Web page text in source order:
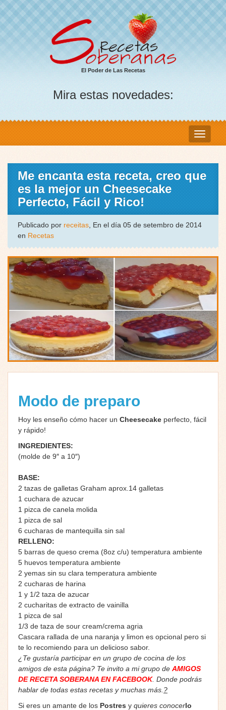
El Poder de Las Recetas
Mira estas novedades:
Me encanta esta receta, creo que
es la mejor un Cheesecake
Perfecto, Fácil y Rico!
Publicado por receitas, En el día 05 de setembro de 2014
en Recetas
Modo de preparo
Hoy les enseño cómo hacer un Cheesecake perfecto, fácil
y rápido!
INGREDIENTES:
(molde de 9″ a 10″)
BASE:
2 tazas de galletas Graham aprox.14 galletas
1 cuchara de azucar
1 pizca de canela molida
1 pizca de sal
6 cucharas de mantequilla sin sal
RELLENO:
5 barras de queso crema (8oz c/u) temperatura ambiente
5 huevos temperatura ambiente
2 yemas sin su clara temperatura ambiente
2 cucharas de harina
1 y 1/2 taza de azucar
2 cucharitas de extracto de vainilla
1 pizca de sal
1/3 de taza de sour cream/crema agria
Cascara rallada de una naranja y limon es opcional pero si
te lo recomiendo para un delicioso sabor.
¿Te gustaría participar en un grupo de cocina de los
amigos de esta página? Te invito a mi grupo de AMIGOS
DE RECETA SOBERANA EN FACEBOOK. Donde podrás
hablar de todas estas recetas y muchas más. ?
Si eres un amante de los Postres y quieres conocerlo